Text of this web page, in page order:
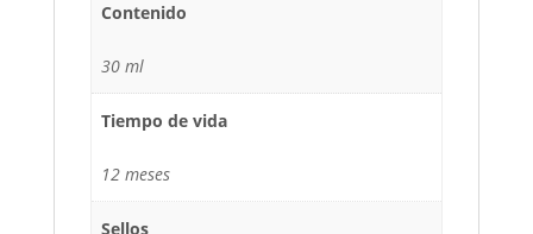
Contenido
30 ml
Tiempo de vida
12 meses
Sellos